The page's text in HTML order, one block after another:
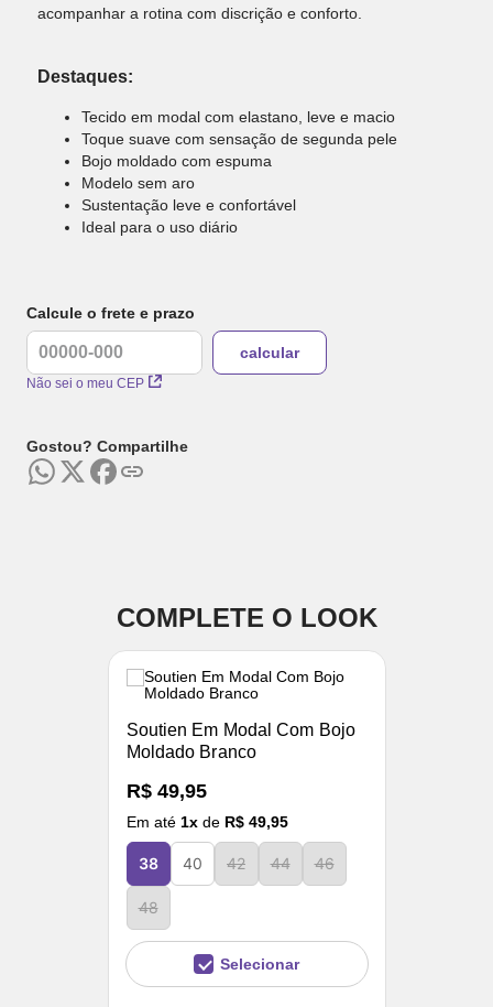
acompanhar a rotina com discrição e conforto.
Destaques:
Tecido em modal com elastano, leve e macio
Toque suave com sensação de segunda pele
Bojo moldado com espuma
Modelo sem aro
Sustentação leve e confortável
Ideal para o uso diário
Calcule o frete e prazo
Não sei o meu CEP
Gostou? Compartilhe
COMPLETE O LOOK
Soutien Em Modal Com Bojo
Moldado Branco
R$ 49,95
Em até 1x de R$ 49,95
38 40 42 44 46
48
Selecionar